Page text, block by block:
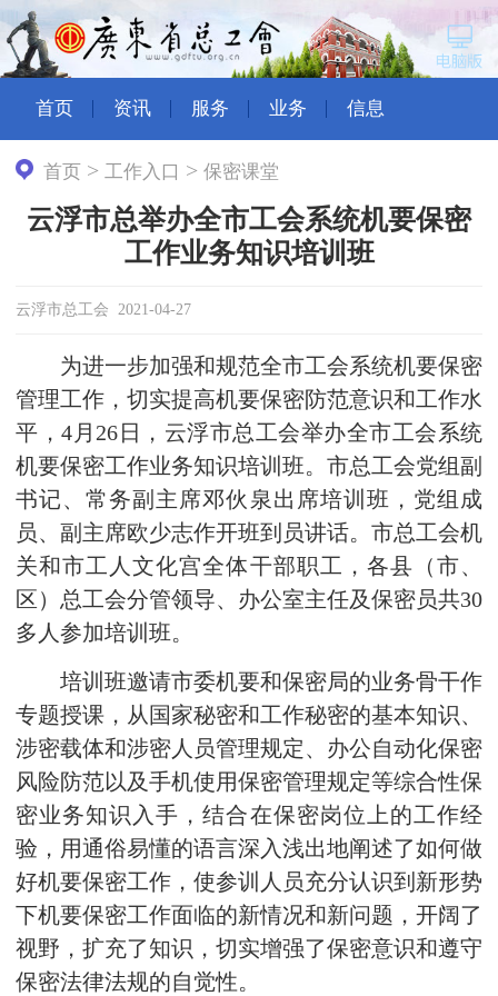
首页 资讯 服务 业务 信息
首页 > 工作入口 >保密课堂
云浮市总举办全市工会系统机要保密
工作业务知识培训班
云浮市总工会 2021-04-27
为进一步加强和规范全市工会系统机要保密
管理工作，切实提高机要保密防范意识和工作水
平，4月26日，云浮市总工会举办全市工会系统
机要保密工作业务知识培训班。市总工会党组副
书记、常务副主席邓伙泉出席培训班，党组成
员、副主席欧少志作开班到员讲话。市总工会机
关和市工人文化宫全体干部职工，各县（市、
区）总工会分管领导、办公室主任及保密员共30
多人参加培训班。
培训班邀请市委机要和保密局的业务骨干作
专题授课，从国家秘密和工作秘密的基本知识、
涉密载体和涉密人员管理规定、办公自动化保密
风险防范以及手机使用保密管理规定等综合性保
密业务知识入手，结合在保密岗位上的工作经
验，用通俗易懂的语言深入浅出地阐述了如何做
好机要保密工作，使参训人员充分认识到新形势
下机要保密工作面临的新情况和新问题，开阔了
视野，扩充了知识，切实增强了保密意识和遵守
保密法律法规的自觉性。